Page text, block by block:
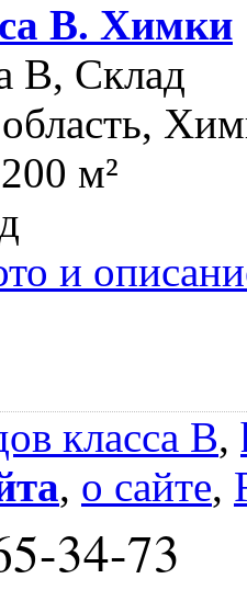
В. Химки
B, Склад
м²
и
класса B,
, о сайте,
34-73